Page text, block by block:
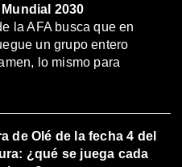
2030
la AFA busca que en
un grupo entero
lo mismo para
de Olé de la fecha 4 del
¿qué se juega cada